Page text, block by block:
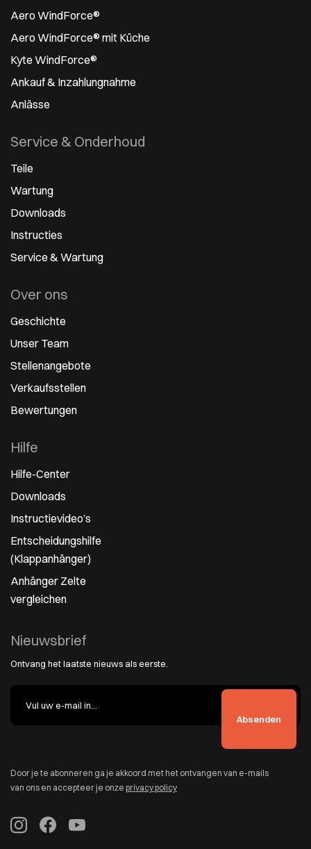
Aero WindForce®
Aero WindForce® mit Küche
Kyte WindForce®
Ankauf & Inzahlungnahme
Anlässe
Service & Onderhoud
Teile
Wartung
Downloads
Instructies
Service & Wartung
Over ons
Geschichte
Unser Team
Stellenangebote
Verkaufsstellen
Bewertungen
Hilfe
Hilfe-Center
Downloads
Instructievideo’s
Entscheidungshilfe
(Klappanhänger)
Anhänger Zelte
vergleichen
Nieuwsbrief
Ontvang het laatste nieuws als eerste.
Door je te abonneren ga je akkoord met het ontvangen van e-mails
van ons en accepteer je onze privacy policy